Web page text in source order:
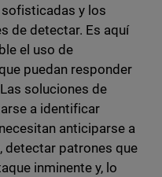
y los
de detectar. Es aquí
el uso de
puedan responder
soluciones de
a identificar
anticiparse a
patrones que
inminente y, lo